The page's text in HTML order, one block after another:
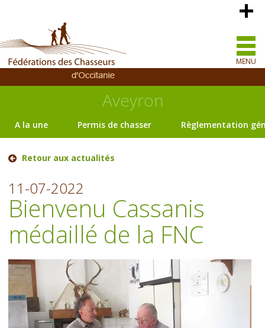
MENU
Aveyron
A la une Permis de chasser Règlementation
Retour aux actualités
11-07-2022
Bienvenu Cassanis
médaillé de la FNC